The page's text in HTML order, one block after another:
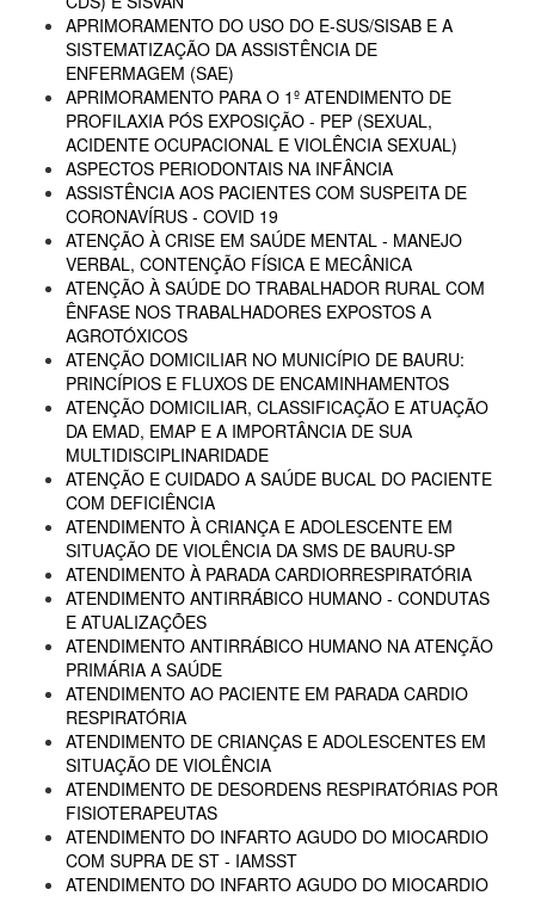
APRIMORAMENTO DO USO DO E-SUS/SISAB E A
SISTEMATIZAÇÃO DA ASSISTÊNCIA DE
ENFERMAGEM (SAE)
APRIMORAMENTO PARA O 1º ATENDIMENTO DE
PROFILAXIA PÓS EXPOSIÇÃO - PEP (SEXUAL,
ACIDENTE OCUPACIONAL E VIOLÊNCIA SEXUAL)
ASPECTOS PERIODONTAIS NA INFÂNCIA
ASSISTÊNCIA AOS PACIENTES COM SUSPEITA DE
CORONAVÍRUS - COVID 19
ATENÇÃO À CRISE EM SAÚDE MENTAL - MANEJO
VERBAL, CONTENÇÃO FÍSICA E MECÂNICA
ATENÇÃO À SAÚDE DO TRABALHADOR RURAL COM
ÊNFASE NOS TRABALHADORES EXPOSTOS A
AGROTÓXICOS
ATENÇÃO DOMICILIAR NO MUNICÍPIO DE BAURU:
PRINCÍPIOS E FLUXOS DE ENCAMINHAMENTOS
ATENÇÃO DOMICILIAR, CLASSIFICAÇÃO E ATUAÇÃO
DA EMAD, EMAP E A IMPORTÂNCIA DE SUA
MULTIDISCIPLINARIDADE
ATENÇÃO E CUIDADO A SAÚDE BUCAL DO PACIENTE
COM DEFICIÊNCIA
ATENDIMENTO À CRIANÇA E ADOLESCENTE EM
SITUAÇÃO DE VIOLÊNCIA DA SMS DE BAURU-SP
ATENDIMENTO À PARADA CARDIORRESPIRATÓRIA
ATENDIMENTO ANTIRRÁBICO HUMANO - CONDUTAS
E ATUALIZAÇÕES
ATENDIMENTO ANTIRRÁBICO HUMANO NA ATENÇÃO
PRIMÁRIA A SAÚDE
ATENDIMENTO AO PACIENTE EM PARADA CARDIO
RESPIRATÓRIA
ATENDIMENTO DE CRIANÇAS E ADOLESCENTES EM
SITUAÇÃO DE VIOLÊNCIA
ATENDIMENTO DE DESORDENS RESPIRATÓRIAS POR
FISIOTERAPEUTAS
ATENDIMENTO DO INFARTO AGUDO DO MIOCARDIO
COM SUPRA DE ST - IAMSST
ATENDIMENTO DO INFARTO AGUDO DO MIOCARDIO